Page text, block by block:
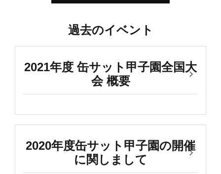
過去のイベント
2021年度 缶サット甲子園全国大
会 概要
2020年度缶サット甲子園の開催
に関しまして